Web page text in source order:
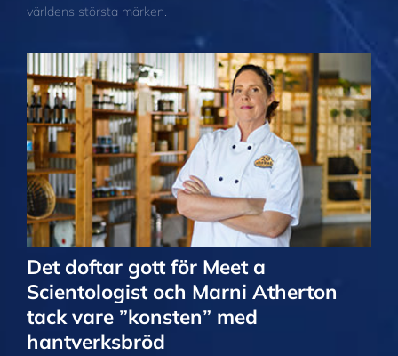
världens största märken.
Det doftar gott för Meet a
Scientologist och Marni Atherton
tack vare ”konsten” med
hantverksbröd